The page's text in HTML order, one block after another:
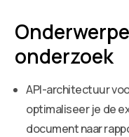
onderzoek
API-architectuur
optimaliseer je de
document naar